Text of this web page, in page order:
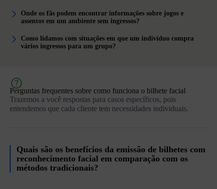
Onde os fãs podem encontrar informações sobre jogos e
assentos em um ambiente sem ingressos?
Como lidamos com situações em que um indivíduo compra
vários ingressos para um grupo?
Perguntas frequentes sobre como funciona o bilhete facial
Trazemos a você respostas para casos específicos, pois
entendemos que cada cliente tem necessidades individuais.
Quais são os benefícios da emissão de bilhetes com
reconhecimento facial em comparação com os
métodos tradicionais?